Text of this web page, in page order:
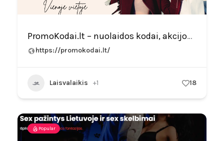
PromoKodai.lt – nuolaidos kodai, akcijos ir kuponai
https://promokodai.lt/
Laisvalaikis +1 18
Popular